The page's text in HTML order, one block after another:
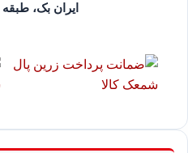
ایران بک، طبقه